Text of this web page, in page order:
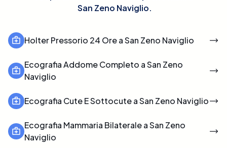
San Zeno Naviglio.
Holter Pressorio 24 Ore a San Zeno Naviglio
Ecografia Addome Completo a San Zeno
Naviglio
Ecografia Cute E Sottocute a San Zeno Naviglio
Ecografia Mammaria Bilaterale a San Zeno
Naviglio